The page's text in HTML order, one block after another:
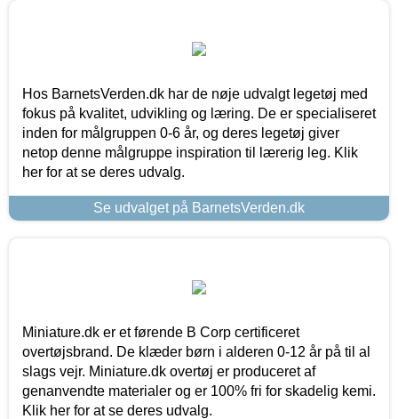
Hos BarnetsVerden.dk har de nøje udvalgt legetøj med
fokus på kvalitet, udvikling og læring. De er specialiseret
inden for målgruppen 0-6 år, og deres legetøj giver
netop denne målgruppe inspiration til lærerig leg. Klik
her for at se deres udvalg.
Se udvalget på BarnetsVerden.dk
Miniature.dk er et førende B Corp certificeret
overtøjsbrand. De klæder børn i alderen 0-12 år på til al
slags vejr. Miniature.dk overtøj er produceret af
genanvendte materialer og er 100% fri for skadelig kemi.
Klik her for at se deres udvalg.